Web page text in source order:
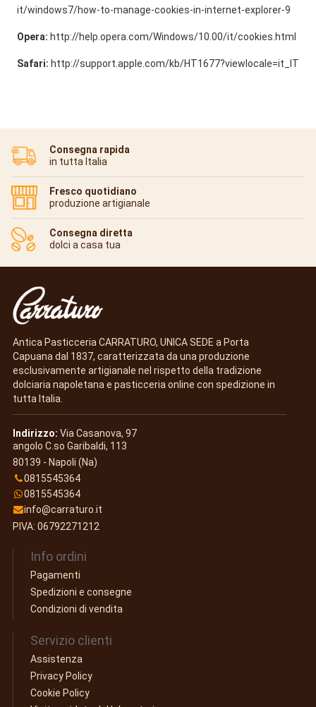
it/windows7/how-to-manage-cookies-in-internet-explorer-9
Opera: http://help.opera.com/Windows/10.00/it/cookies.html
Safari: http://support.apple.com/kb/HT1677?viewlocale=it_IT
Consegna rapida
in tutta Italia
Fresco quotidiano
produzione artigianale
Consegna diretta
dolci a casa tua
Antica Pasticceria CARRATURO, UNICA SEDE a Porta
Capuana dal 1837, caratterizzata da una produzione
esclusivamente artigianale nel rispetto della tradizione
dolciaria napoletana e pasticceria online con spedizione in
tutta Italia.
Indirizzo: Via Casanova, 97
angolo C.so Garibaldi, 113
80139 - Napoli (Na)
0815545364
0815545364
info@carraturo.it
PIVA: 06792271212
Info ordini
Pagamenti
Spedizioni e consegne
Condizioni di vendita
Servizio clienti
Assistenza
Privacy Policy
Cookie Policy